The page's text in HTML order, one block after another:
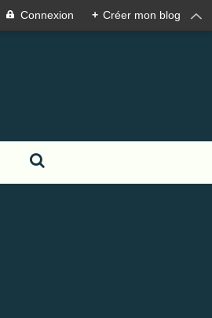
Connexion + Créer mon blog